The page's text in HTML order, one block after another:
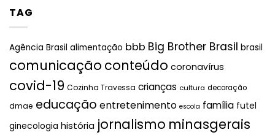
TAG
Agência Brasil alimentação bbb Big Brother Brasil brasil
comunicação conteúdo coronavírus
covid-19 Cozinha Travessa crianças cultura decoração
dmae educação entretenimento escola família futel
ginecologia história jornalismo minasgerais